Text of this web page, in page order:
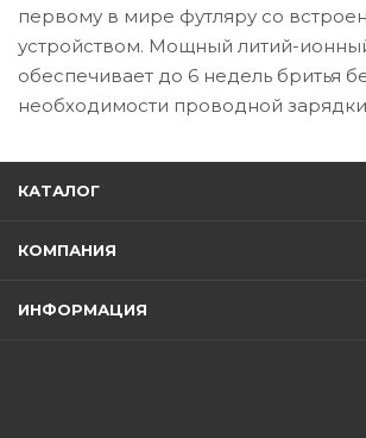
первому в мире футляру со
устройством. Мощный литий-
обеспечивает до 6 недель бритья
необходимости проводной
КАТАЛОГ
КОМПАНИЯ
ИНФОРМАЦИЯ